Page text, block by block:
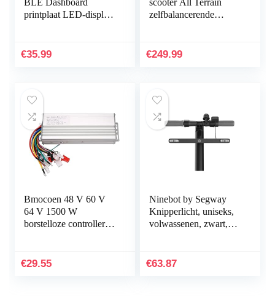
BLE Dashboard
printplaat LED-display
€35.99
scooter All Terrain
zelfbalancerende
bluetooth-app voor…
€249.99
Bmocoen 48 V 60 V
64 V 1500 W
borstelloze controller/e-
elektrische fietsen
€29.55
Ninebot by Segway
Knipperlicht, uniseks,
volwassenen, zwart,
€63.87